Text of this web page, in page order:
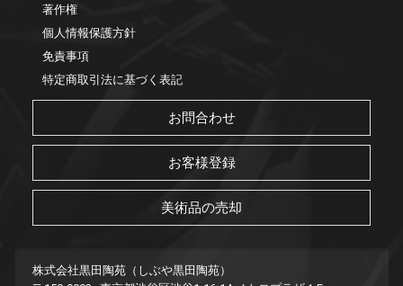
著作権
個人情報保護方針
免責事項
特定商取引法に基づく表記
お問合わせ
お客様登録
美術品の売却
株式会社黒田陶苑（しぶや黒田陶苑）